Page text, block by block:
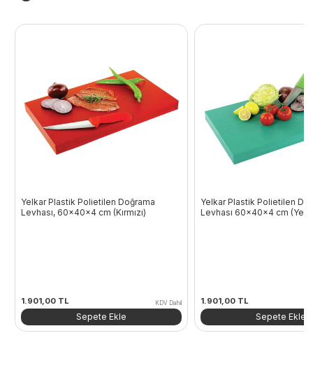
Yelkar Plastik Polietilen Doğrama
Levhası, 60x40x4 cm (Kırmızı)
1.901,00 TL KDV Dahil
Sepete Ekle
Yelkar Plastik Polietilen
Levhası 60x40x4 cm
1.901,00 TL
Sepete Ekle